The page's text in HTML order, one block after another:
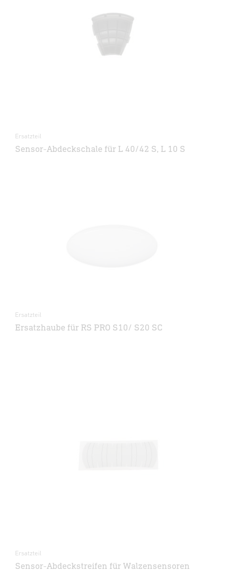
Ersatzteil
Sensor-Abdeckschale für L 40/42 S, L 10 S
Ersatzteil
Ersatzhaube für RS PRO S10/ S20 SC
Ersatzteil
Sensor-Abdeckstreifen für Walzensensoren